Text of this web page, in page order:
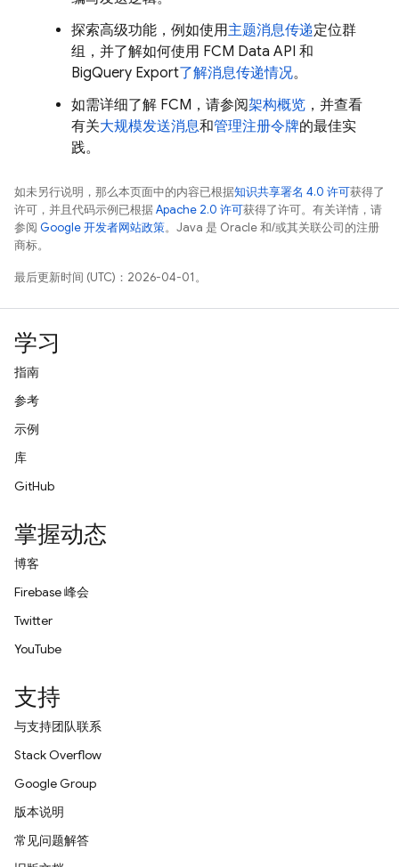
探索高级功能，例如使用主题消息传递定位群
组，并了解如何使用 FCM Data API 和
BigQuery Export了解消息传递情况。
如需详细了解 FCM ，请参阅架构概览 ，并查看
有关大规模发送消息和管理注册令牌的最佳实
践。
如未另行说明，那么本页面中的内容已根据知识共享署名 4.0 许可获得了
许可，并且代码示例已根据Apache 2.0 许可获得了许可。有关详情，请
参阅 Google 开发者网站政策。Java 是 Oracle 和/或其关联公司的注册
商标。
最后更新时间 (UTC)：2026-04-01。
学习
指南
参考
示例
库
GitHub
掌握动态
博客
Firebase 峰会
Twitter
YouTube
支持
与支持团队联系
Stack Overflow
Google Group
版本说明
常见问题解答